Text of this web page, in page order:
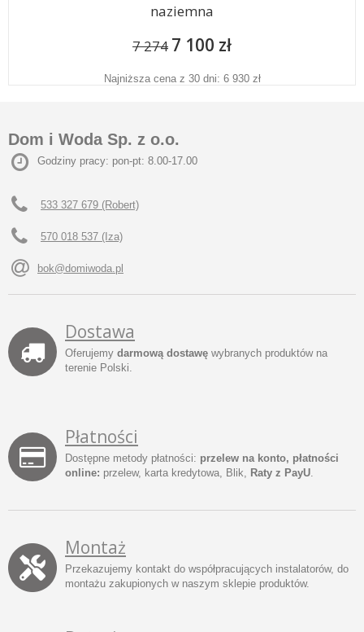
naziemna
7 274 7 100 zł
Najniższa cena z 30 dni: 6 930 zł
Dom i Woda Sp. z o.o.
Godziny pracy: pon-pt: 8.00-17.00
533 327 679 (Robert)
570 018 537 (Iza)
bok@domiwoda.pl
Dostawa
Oferujemy darmową dostawę wybranych produktów na
terenie Polski.
Płatności
Dostępne metody płatności: przelew na konto, płatności
online: przelew, karta kredytowa, Blik, Raty z PayU
Montaż
Przekazujemy kontakt do współpracujących instalatorów, do
montażu zakupionych w naszym sklepie produktów.